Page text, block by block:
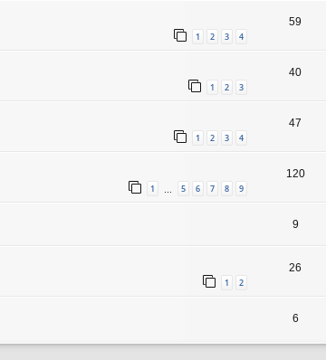
1 2 3 4
59
1 2 3
40
1 2 3 4
47
1 … 5 6 7 8 9
120
9
1 2
26
6